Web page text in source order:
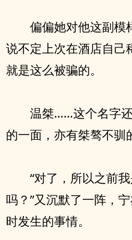
偏偏她对他这副
说不定上次在酒店自己
就是这么被骗的。
温桀……这个名字
的一面，亦有桀骜不驯
“对了，所以之前
吗？”又沉默了一阵，
时发生的事情。